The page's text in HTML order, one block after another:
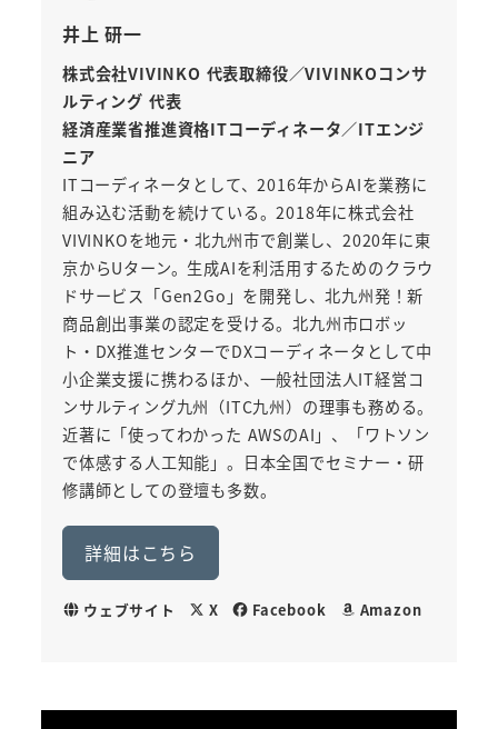
井上 研一
株式会社VIVINKO 代表取締役／VIVINKOコンサ
ルティング 代表
経済産業省推進資格ITコーディネータ／ITエンジ
ニア
ITコーディネータとして、2016年からAIを業務に
組み込む活動を続けている。2018年に株式会社
VIVINKOを地元・北九州市で創業し、2020年に東
京からUターン。生成AIを利活用するためのクラウ
ドサービス「Gen2Go」を開発し、北九州発！新
商品創出事業の認定を受ける。北九州市ロボッ
ト・DX推進センターでDXコーディネータとして中
小企業支援に携わるほか、一般社団法人IT経営コ
ンサルティング九州（ITC九州）の理事も務める。
近著に「使ってわかった AWSのAI」、「ワトソン
で体感する人工知能」。日本全国でセミナー・研
修講師としての登壇も多数。
詳細はこちら
ウェブサイト X Facebook Amazon